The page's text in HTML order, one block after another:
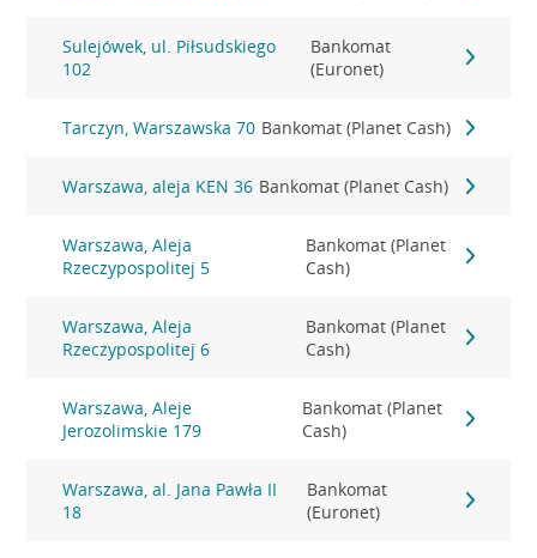
Sulejówek, ul. Piłsudskiego
102
Bankomat
(Euronet)
Tarczyn, Warszawska 70 Bankomat (Planet Cash)
Warszawa, aleja KEN 36 Bankomat (Planet Cash)
Warszawa, Aleja
Rzeczypospolitej 5
Bankomat (Planet
Cash)
Warszawa, Aleja
Rzeczypospolitej 6
Bankomat (Planet
Cash)
Warszawa, Aleje
Jerozolimskie 179
Bankomat (Planet
Cash)
Warszawa, al. Jana Pawła II
18
Bankomat
(Euronet)